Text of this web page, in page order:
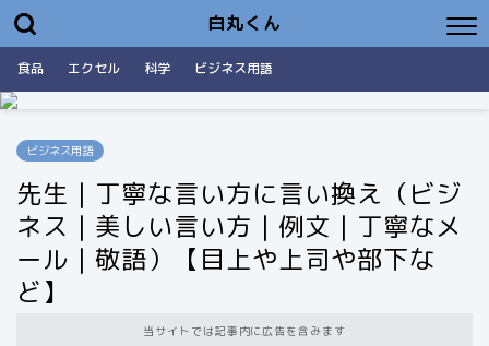
白丸くん
食品 エクセル 科学 ビジネス用語
ビジネス用語
先生｜丁寧な言い方に言い換え（ビジ
ネス｜美しい言い方｜例文｜丁寧なメ
ール｜敬語）【目上や上司や部下な
ど】
当サイトでは記事内に広告を含みます